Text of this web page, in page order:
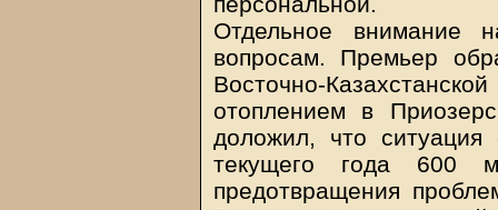
Отдельное внимание
вопросам. Премьер
Восточно-
отоплением в
доложил, что
текущего года 600
предотвращения